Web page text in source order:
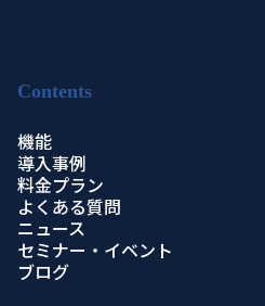
Contents
機能
導入事例
料金プラン
よくある質問
ニュース
セミナー・イベント
ブログ